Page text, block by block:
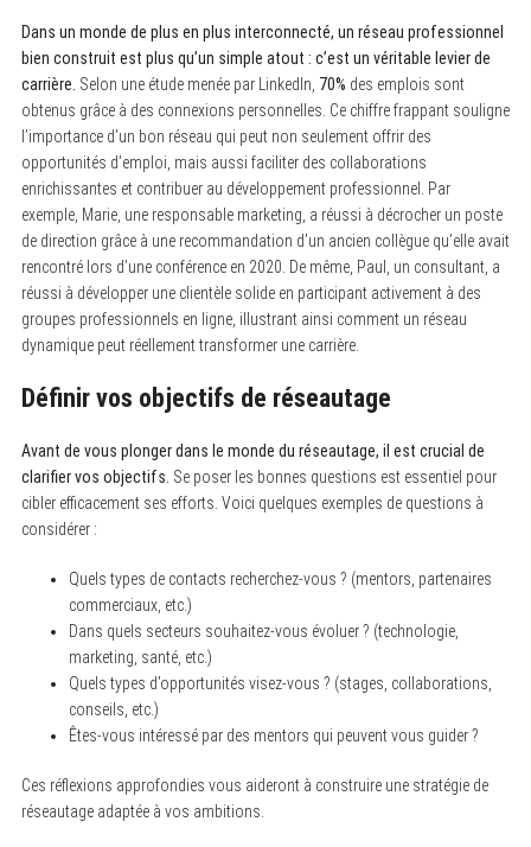
Dans un monde de plus en plus interconnecté, un réseau professionnel
bien construit est plus qu’un simple atout : c’est un véritable levier de
carrière. Selon une étude menée par LinkedIn, 70% des emplois sont
obtenus grâce à des connexions personnelles. Ce chiffre frappant souligne
l’importance d’un bon réseau qui peut non seulement offrir des
opportunités d’emploi, mais aussi faciliter des collaborations
enrichissantes et contribuer au développement professionnel. Par
exemple, Marie, une responsable marketing, a réussi à décrocher un poste
de direction grâce à une recommandation d’un ancien collègue qu’elle avait
rencontré lors d’une conférence en 2020. De même, Paul, un consultant, a
réussi à développer une clientèle solide en participant activement à des
groupes professionnels en ligne, illustrant ainsi comment un réseau
dynamique peut réellement transformer une carrière.
Définir vos objectifs de réseautage
Avant de vous plonger dans le monde du réseautage, il est crucial de
clarifier vos objectifs. Se poser les bonnes questions est essentiel pour
cibler efficacement ses efforts. Voici quelques exemples de questions à
considérer :
Quels types de contacts recherchez-vous ? (mentors, partenaires
commerciaux, etc.)
Dans quels secteurs souhaitez-vous évoluer ? (technologie,
marketing, santé, etc.)
Quels types d’opportunités visez-vous ? (stages, collaborations,
conseils, etc.)
Êtes-vous intéressé par des mentors qui peuvent vous guider ?
Ces réflexions approfondies vous aideront à construire une stratégie de
réseautage adaptée à vos ambitions.